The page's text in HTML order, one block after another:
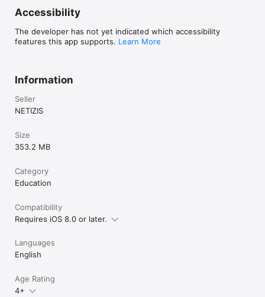
Accessibility
The developer has not yet indicated which accessibility
features this app supports. Learn More
Information
Seller
NETIZIS
Size
353.2 MB
Category
Education
Compatibility
Requires iOS 8.0 or later.
Languages
English
Age Rating
4+